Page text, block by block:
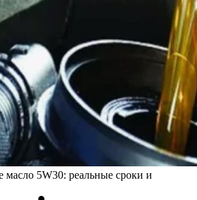
масло 5W30: реальные сроки и